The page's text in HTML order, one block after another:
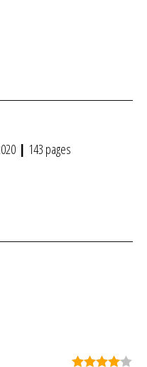
| 143 pages